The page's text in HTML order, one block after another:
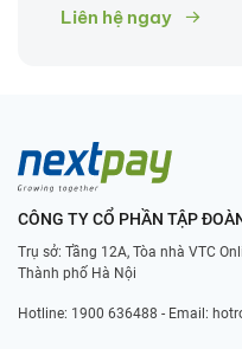
Liên hệ ngay
CÔNG TY CỔ PHẦN TẬP
Trụ sở: Tầng 12A, Tòa nhà VTC
Thành phố Hà Nội
Hotline: 1900 636488 - Email: